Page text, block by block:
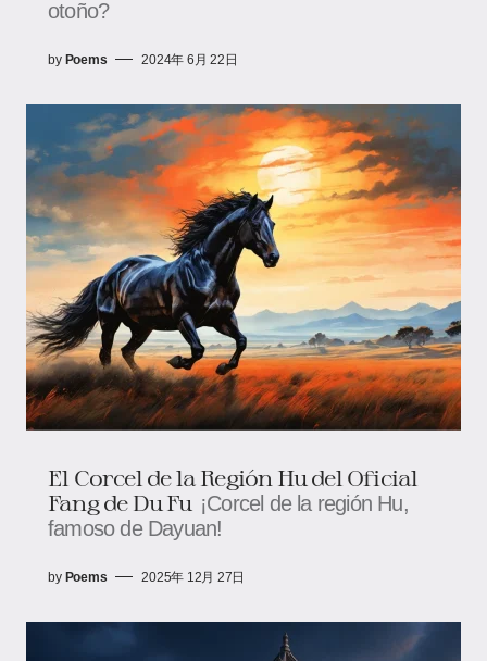
otoño?
by Poems 2024年 6月 22日
El Corcel de la Región Hu del Oficial
Fang de Du Fu ¡Corcel de la región Hu,
famoso de Dayuan!
by Poems 2025年 12月 27日